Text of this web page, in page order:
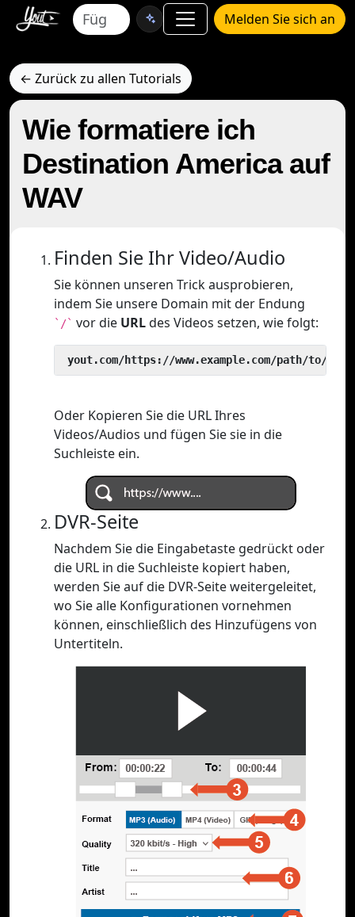
Melden Sie sich an
← Zurück zu allen Tutorials
Wie formatiere ich
Destination America auf
WAV
Finden Sie Ihr Video/Audio
Sie können unseren Trick ausprobieren,
indem Sie unsere Domain mit der Endung
`/` vor die URLdes Videos setzen, wie folgt:
yout.com/https://www.example.com/path/to/
Oder Kopieren Sie die URL Ihres
Videos/Audios und fügen Sie sie in die
Suchleiste ein.
DVR-Seite
Nachdem Sie die Eingabetaste gedrückt oder
die URL in die Suchleiste kopiert haben,
werden Sie auf die DVR-Seite weitergeleitet,
wo Sie alle Konfigurationen vornehmen
können, einschließlich des Hinzufügens von
Untertiteln.